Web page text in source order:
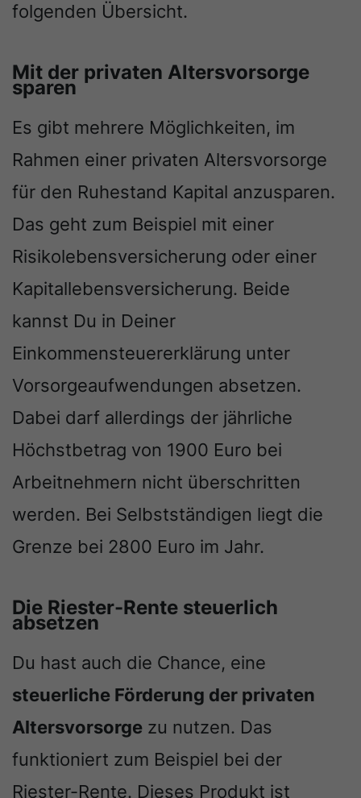
folgenden Übersicht.
Mit der privaten Altersvorsorge
sparen
Es gibt mehrere Möglichkeiten, im
Rahmen einer privaten Altersvorsorge
für den Ruhestand Kapital anzusparen.
Das geht zum Beispiel mit einer
Risikolebensversicherung oder einer
Kapitallebensversicherung. Beide
kannst Du in Deiner
Einkommensteuererklärung unter
Vorsorgeaufwendungen absetzen.
Dabei darf allerdings der jährliche
Höchstbetrag von 1900 Euro bei
Arbeitnehmern nicht überschritten
werden. Bei Selbstständigen liegt die
Grenze bei 2800 Euro im Jahr.
Die Riester-Rente steuerlich
absetzen
Du hast auch die Chance, eine
steuerliche Förderung der privaten
Altersvorsorge zu nutzen. Das
funktioniert zum Beispiel bei der
Riester-Rente. Dieses Produkt ist